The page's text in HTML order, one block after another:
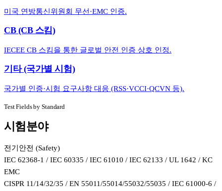
미국 연방통신위원회 무선·EMC 인증.
CB (CB 스킴)
IECEE CB 스킴을 통한 글로벌 안전 인증 상호 인정.
기타 (국가별 시험)
국가별 인증·시험 요구사항 대응 (RSS·VCCI·QCVN 등).
Test Fields by Standard
시험분야
전기안전 (Safety)
IEC 62368-1 / IEC 60335 / IEC 61010 / IEC 62133 / UL 1642 / KC
EMC
CISPR 11/14/32/35 / EN 55011/55014/55032/55035 / IEC 61000-6 /